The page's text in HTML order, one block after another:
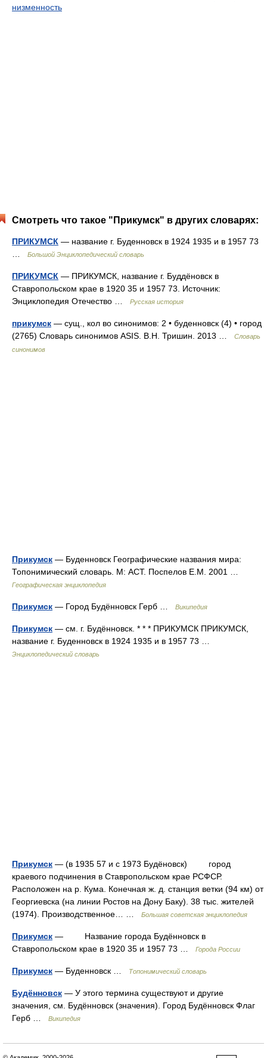
низменность
Смотреть что такое "Прикумск" в других словарях:
ПРИКУМСК — название г. Буденновск в 1924 1935 и в 1957 73
Большой Энциклопедический словарь
ПРИКУМСК — ПРИКУМСК, название г. Буддёновск в
Ставропольском крае в 1920 35 и 1957 73. Источник:
Энциклопедия Отечество …
Русская история
прикумск — сущ., кол во синонимов: 2 • буденновск (4) • город
(2765) Словарь синонимов ASIS. В.Н. Тришин. 2013 …
Словарь
синонимов
Прикумск — Буденновск Географические названия мира:
Топонимический словарь. М: АСТ. Поспелов Е.М. 2001 …
Географическая энциклопедия
Прикумск — Город Будённовск Герб … Википедия
Прикумск — см. г. Будённовск. * * * ПРИКУМСК ПРИКУМСК,
название г. Буденновск в 1924 1935 и в 1957 73 …
Энциклопедический словарь
Прикумск — (в 1935 57 и с 1973 Будёновск) город
краевого подчинения в Ставропольском крае РСФСР.
Расположен на р. Кума. Конечная ж. д. станция ветки (94 км) от
Георгиевска (на линии Ростов на Дону Баку). 38 тыс. жителей
(1974). Производственное… …
Большая советская энциклопедия
Прикумск — Название города Будённовск в
Ставропольском крае в 1920 35 и 1957 73 …
Города России
Прикумск — Буденновск … Топонимический словарь
Будённовск — У этого термина существуют и другие
значения, см. Будённовск (значения). Город Будённовск Флаг
Герб …
Википедия